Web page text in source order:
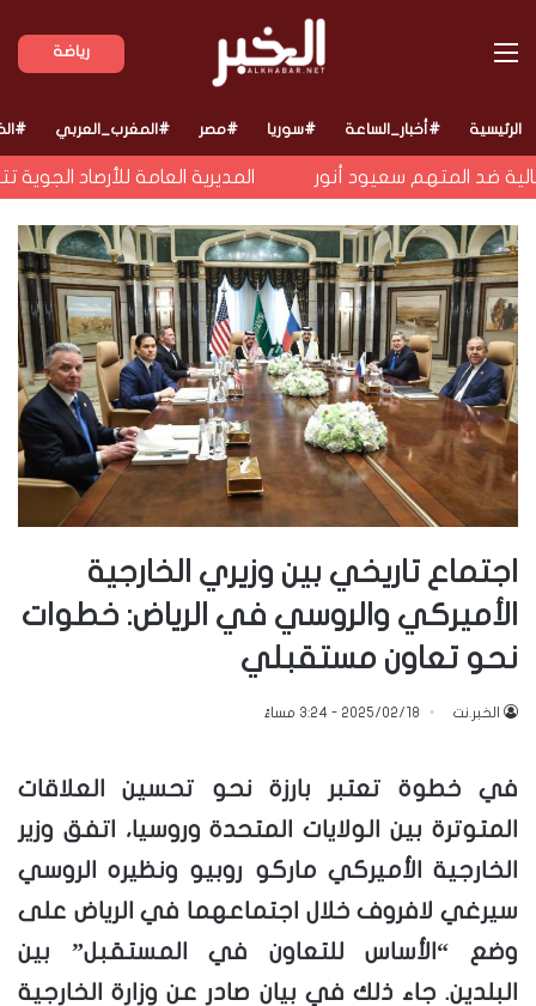
رياضة القائمة
الرئيسية #أخبار_الساعة #سوريا #مصر #المغرب_العربي
المديرية العامة للأرصاد
اجتماع تاريخي بين وزيري الخارجية
الأميركي والروسي في الرياض: خطوات
نحو تعاون مستقبلي
الخبر.نت 2025/02/18 - 3:24 مساءً
في خطوة تعتبر بارزة نحو تحسين العلاقات
المتوترة بين الولايات المتحدة وروسيا، اتفق وزير
الخارجية الأميركي ماركو روبيو ونظيره الروسي
سيرغي لافروف خلال اجتماعهما في الرياض على
وضع “الأساس للتعاون في المستقبل” بين
البلدين. جاء ذلك في بيان صادر عن وزارة الخارجية